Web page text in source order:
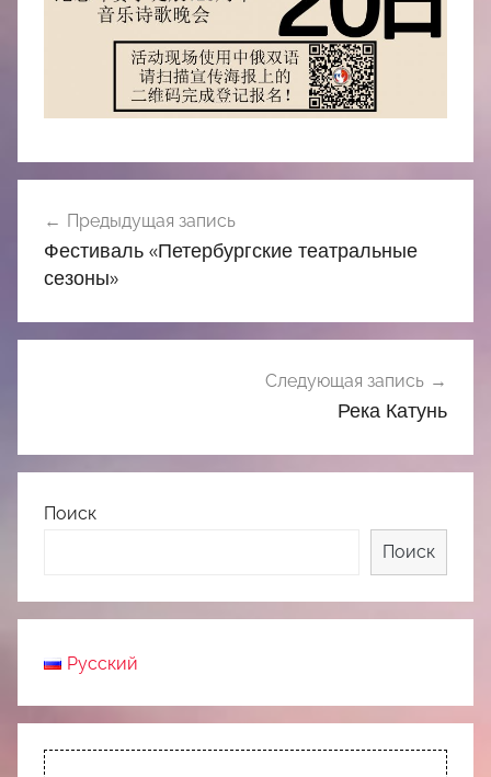
по
записям
Предыдущая запись
Фестиваль «Петербургские театральные
сезоны»
Следующая запись
Река Катунь
Поиск
Поиск
Русский